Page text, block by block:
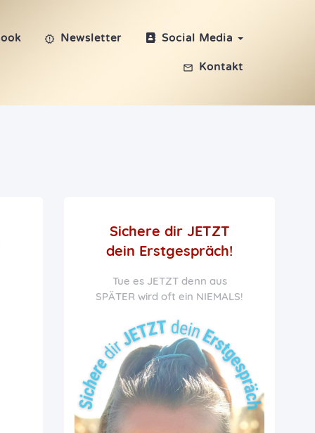
Newsletter Social Media
Kontakt
Sichere dir JETZT
dein Erstgespräch!
Tue es JETZT denn aus
SPÄTER wird oft ein NIEMALS!